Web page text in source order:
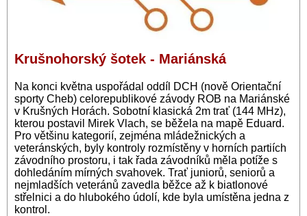
Krušnohorský šotek - Mariánská
Na konci května uspořádal oddíl DCH (nově Orientační
sporty Cheb) celorepublikové závody ROB na Mariánské
v Krušných Horách. Sobotní klasická 2m trať (144 MHz),
kterou postavil Mirek Vlach, se běžela na mapě Eduard.
Pro většinu kategorií, zejména mládežnických a
veteránských, byly kontroly rozmístěny v horních partiích
závodního prostoru, i tak řada závodníků měla potíže s
dohledáním mírných svahovek. Trať juniorů, seniorů a
nejmladších veteránů zavedla běžce až k biatlonové
střelnici a do hlubokého údolí, kde byla umístěna jedna z
kontrol.